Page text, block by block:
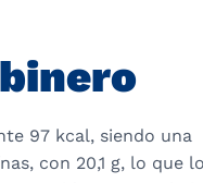
97 kcal, siendo una
con 20,1 g, lo que lo